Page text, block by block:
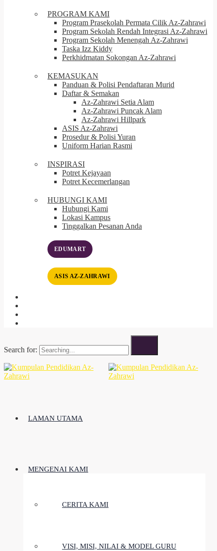
PROGRAM KAMI
Program Prasekolah Permata Cilik Az-Zahrawi
Program Sekolah Rendah Integrasi Az-Zahrawi
Program Sekolah Menengah Az-Zahrawi
Taska Izz Kiddy
Perkhidmatan Sokongan Az-Zahrawi
KEMASUKAN
Panduan & Polisi Pendaftaran Murid
Daftar & Semakan
Az-Zahrawi Setia Alam
Az-Zahrawi Puncak Alam
Az-Zahrawi Hillpark
ASIS Az-Zahrawi
Prosedur & Polisi Yuran
Uniform Harian Rasmi
INSPIRASI
Potret Kejayaan
Potret Kecemerlangan
HUBUNGI KAMI
Hubungi Kami
Lokasi Kampus
Tinggalkan Pesanan Anda
EDUMART
ASIS AZ-ZAHRAWI
Search for:
LAMAN UTAMA
MENGENAI KAMI
CERITA KAMI
VISI, MISI, NILAI & MODEL GURU